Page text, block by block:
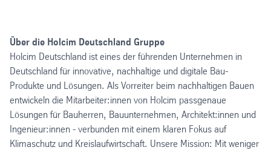
Über die Holcim Deutschland Gruppe
Holcim Deutschland ist eines der führenden Unternehmen in
Deutschland für innovative, nachhaltige und digitale Bau-
Produkte und Lösungen. Als Vorreiter beim nachhaltigen Bauen
entwickeln die Mitarbeiter:innen von Holcim passgenaue
Lösungen für Bauherren, Bauunternehmen, Architekt:innen und
Ingenieur:innen - verbunden mit einem klaren Fokus auf
Klimaschutz und Kreislaufwirtschaft. Unsere Mission: Mit weniger